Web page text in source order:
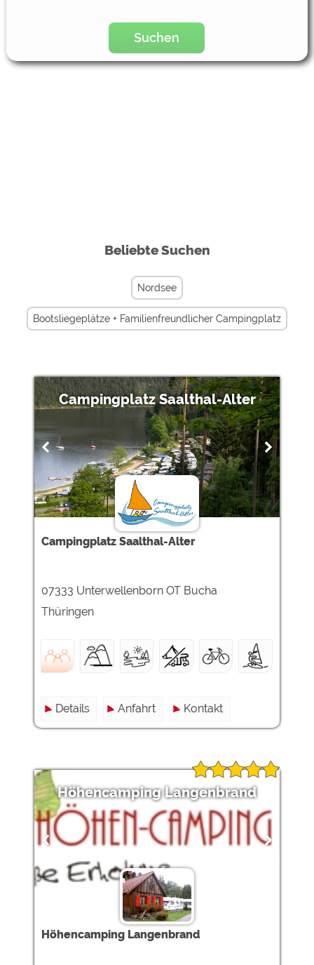
Suchen
Beliebte Suchen
Nordsee
Bootsliegeplätze + Familienfreundlicher Campingplatz
Fäkalien-/Chemieausguß Nordrhein-Westfalen
Ganzjährig geöffnet Rezeption spricht Niederländisch
Familienfreundlicher Campingplatz + buchbar Ferienhäuser
Ruhrgebiet Ganzjährig geöffnet + Fluss +
Brandenburg + Miet-Mobilheime Strom + Miet-Mobilheime
Berlin + Miet-Mobilheime
Baden-Württemberg + Ferienhäuser
Campingplatz Saalthal-Alter
Campingplatz Saalthal-Alter
07333 Unterwellenborn OT Bucha
Thüringen
Details Anfahrt Kontakt
Höhencamping Langenbrand
Höhencamping Langenbrand